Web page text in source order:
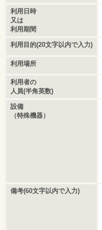
利用日時
又は
利用期間
利用目的(20文字以内で入力)
利用場所
利用者の
人員(半角英数)
設備
（特殊機器）
備考(60文字以内で入力)